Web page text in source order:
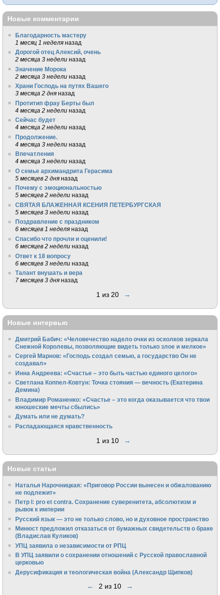
Новые комментарии
Благодарность мастеру
1 месяц 1 неделя назад
Дорогой отец Алексий, очень
2 месяца 3 недели назад
Значение Морока
2 месяца 3 недели назад
Храни Господь на путях Вашего
3 месяца 2 дня назад
Протитип фрау Берты был
4 месяца 2 недели назад
Сейчас будет
4 месяца 2 недели назад
Продолжение.
4 месяца 3 недели назад
Впечатления
4 месяца 3 недели назад
О семье архимандрита Герасима
5 месяцев 2 дня назад
Почему с эмоциональностью
5 месяцев 2 недели назад
СВЯТАЯ БЛАЖЕННАЯ КСЕНИЯ ПЕТЕРБУРГСКАЯ
5 месяцев 3 недели назад
Поздравление с праздником
6 месяцев 1 неделя назад
Спасибо что прочли и оценили!
6 месяцев 2 недели назад
Ответ к 18 вопросу
6 месяцев 3 недели назад
Талант внушать и вера
7 месяцев 3 дня назад
1 из 20 →
Новые интервью
Дмитрий Бабич: «Человечество надело очки из осколков зеркала
Снежной Королевы, позволяющие видеть только злое и мелкое»
Сергей Марнов: «Господь создал семью, а государство Он не
создавал»
Инна Андреева: «Счастье – это быть частью единого целого»
Светлана Коппел-Ковтун: Точка стояния — вечность (Екатерина
Демина)
Владимир Романенко: «Счастье – это когда оказывается что твои
юношеские мечты сбылись»
Думать или не думать?
Распадающаяся нравственность
1 из 10 →
Новые статьи
Наталья Нарочницкая: «Приговор России вынесен и обжалованию
не подлежит»
Петр I: pro et contra. Сохранение суверенитета, абсолютизм и
рывок к империи
Русский язык — это не только слово, но и духовное пространство
Минюст предложил отказаться от бумажных свидетельств о браке
(Владислав Куликов)
УПЦ заявила о независимости от РПЦ
В УПЦ заявили о сохранении отношений с Русской православной
церковью
Дерусификация и теологическая война (Александр Щипков)
← 2 из 10 →